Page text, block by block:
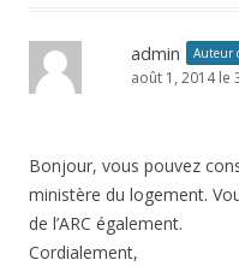
admin Auteur
août 1, 2014 le
Bonjour, vous pouvez
ministère du logement.
de l’ARC également.
Cordialement,